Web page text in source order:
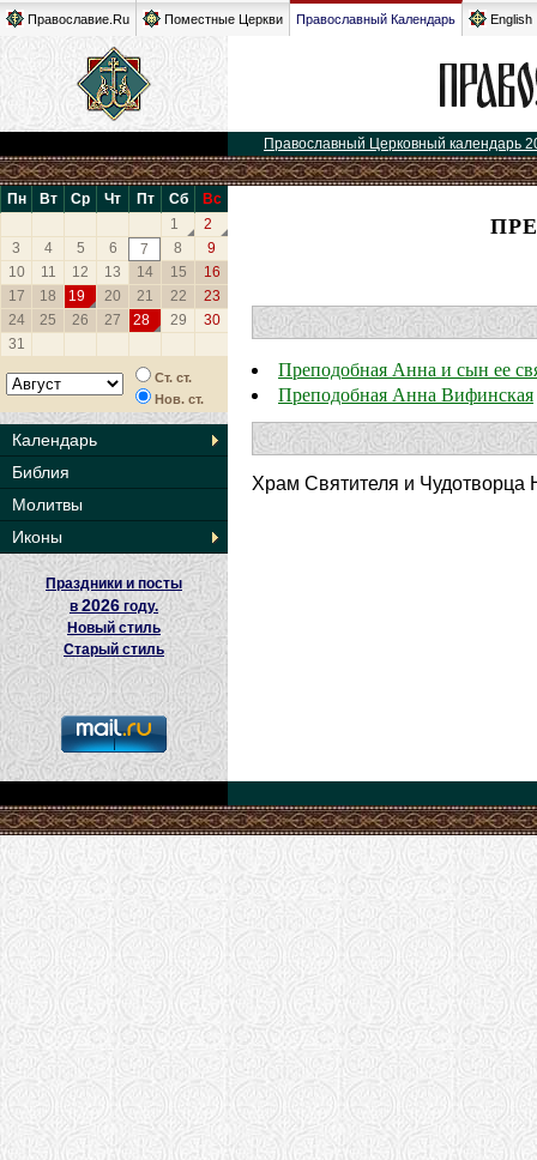
Православие.Ru Поместные Церкви Православный Календарь English
Православный Церковный календарь
Пн Вт Ср Чт Пт Сб
Вс
1
2
3
4 5 6 7 8
9
10
11 12 13 14 15
16
17
18 19 20 21 22
23
24
25 26 27 28 29
30
31
Ст. ст.
Нов. ст.
Календарь
Библия
Молитвы
Иконы
Праздники и посты
в2026 году.
Новый стиль
Старый стиль
Преподобная Анна и сын ее
Преподобная Анна Вифинская
Храм Святителя и Чудотворца